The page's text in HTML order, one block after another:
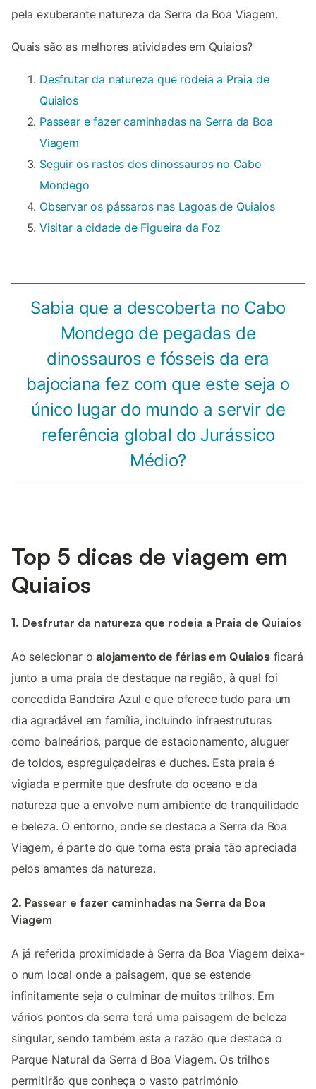
pela exuberante natureza da Serra da Boa Viagem.
Quais são as melhores atividades em Quiaios?
Desfrutar da natureza que rodeia a Praia de
Quiaios
Passear e fazer caminhadas na Serra da Boa
Viagem
Seguir os rastos dos dinossauros no Cabo
Mondego
Observar os pássaros nas Lagoas de Quiaios
Visitar a cidade de Figueira da Foz
Sabia que a descoberta no Cabo
Mondego de pegadas de
dinossauros e fósseis da era
bajociana fez com que este seja o
único lugar do mundo a servir de
referência global do Jurássico
Médio?
Top 5 dicas de viagem em
Quiaios
1. Desfrutar da natureza que rodeia a Praia de Quiaios
Ao selecionar oalojamento de férias em Quiaiosficará
junto a uma praia de destaque na região, à qual foi
concedida Bandeira Azul e que oferece tudo para um
dia agradável em família, incluindo infraestruturas
como balneários, parque de estacionamento, aluguer
de toldos, espreguiçadeiras e duches. Esta praia é
vigiada e permite que desfrute do oceano e da
natureza que a envolve num ambiente de tranquilidade
e beleza. O entorno, onde se destaca a Serra da Boa
Viagem, é parte do que torna esta praia tão apreciada
pelos amantes da natureza.
2. Passear e fazer caminhadas na Serra da Boa
Viagem
A já referida proximidade à Serra da Boa Viagem deixa-
o num local onde a paisagem, que se estende
infinitamente seja o culminar de muitos trilhos. Em
vários pontos da serra terá uma paisagem de beleza
singular, sendo também esta a razão que destaca o
Parque Natural da Serra d Boa Viagem. Os trilhos
permitirão que conheça o vasto património